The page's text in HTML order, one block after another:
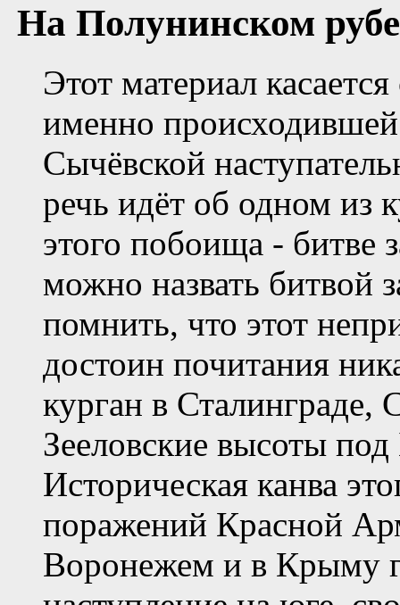
На Полунинском
Этот материал
именно происходившей
Сычёвской
речь идёт об одном из
этого побоища - битве
можно назвать битвой
помнить, что этот
достоин почитания
курган в Сталинграде,
Зееловские высоты
Историческая канва
поражений Красной
Воронежем и в Крыму